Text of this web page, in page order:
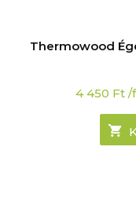
Thermowood
4 450 Ft /